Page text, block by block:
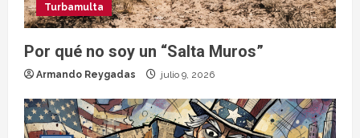
Turbamulta
Por qué no soy un “Salta Muros”
Armando Reygadas julio 9, 2026